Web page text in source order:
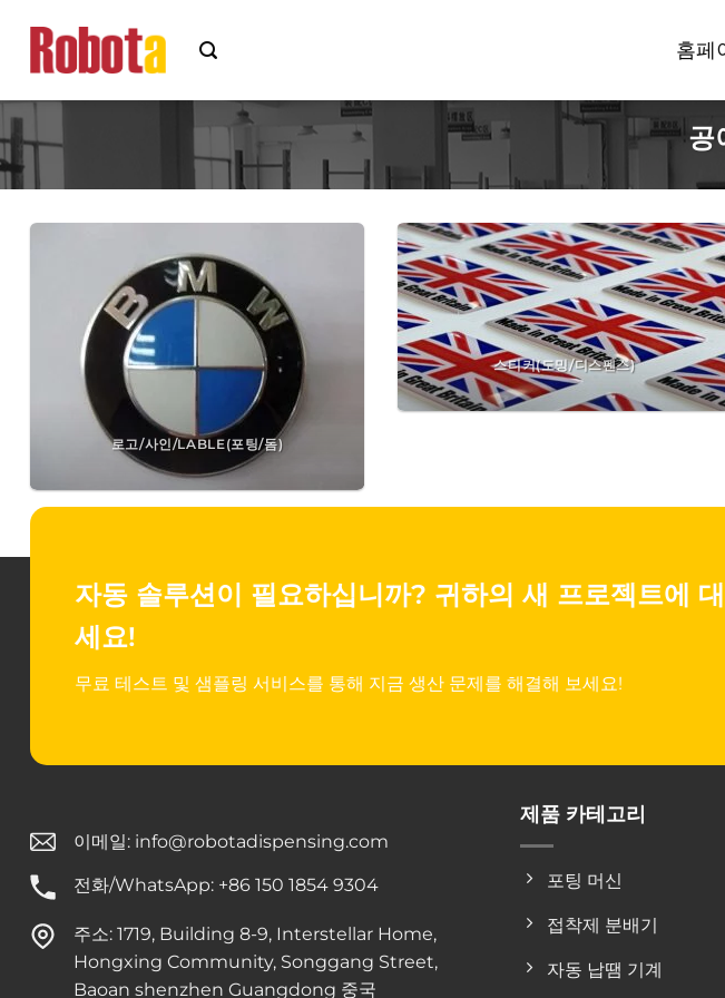
로
건
뛰
홈페
공
로고/사인/LABLE(포팅/돔)
스티커(도밍/디스펜스)
자동 솔루션이 필요하십니까? 귀하의 새 프로젝트에
세요!
무료 테스트 및 샘플링 서비스를 통해 지금 생산 문제를 해결해 보세요!
이메일: info@robotadispensing.com
전화/WhatsApp: +86 150 1854 9304
주소: 1719, Building 8-9, Interstellar Home,
Hongxing Community, Songgang Street,
Baoan shenzhen Guangdong 중국
제품 카테고리
포팅 머신
접착제 분배기
자동 납땜 기계